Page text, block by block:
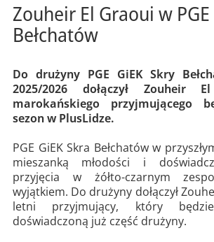
Zouheir El Graoui w PGE
Bełchatów
Do drużyny PGE GiEK Skry
2025/2026 dołączył Zouheir
marokańskiego przyjmującego
sezon w PlusLidze.
PGE GiEK Skra Bełchatów w
mieszanką młodości i
przyjęcia w żółto-czarnym
wyjątkiem. Do drużyny dołączył
letni przyjmujący, który
doświadczoną już część drużyny.